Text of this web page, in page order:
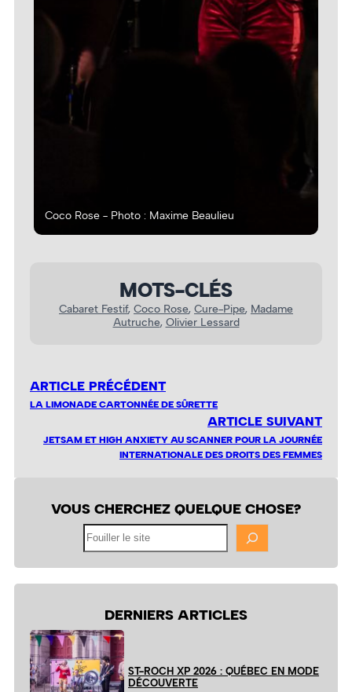
Coco Rose - Photo : Maxime Beaulieu
MOTS-CLÉS
Cabaret Festif, Coco Rose, Cure-Pipe, Madame
Autruche, Olivier Lessard
ARTICLE PRÉCÉDENT
LA LIMONADE CARTONNÉE DE SÛRETTE
ARTICLE SUIVANT
JETSAM ET HIGH ANXIETY AU SCANNER POUR LA JOURNÉE
INTERNATIONALE DES DROITS DES FEMMES
VOUS CHERCHEZ QUELQUE CHOSE?
Fouiller
DERNIERS ARTICLES
ST-ROCH XP 2026 : QUÉBEC EN MODE
DÉCOUVERTE